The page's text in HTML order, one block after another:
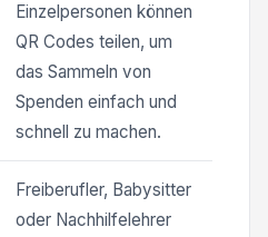
Einzelpersonen können
QR Codes teilen, um
das Sammeln von
Spenden einfach und
schnell zu machen.
Freiberufler, Babysitter
oder Nachhilfelehrer